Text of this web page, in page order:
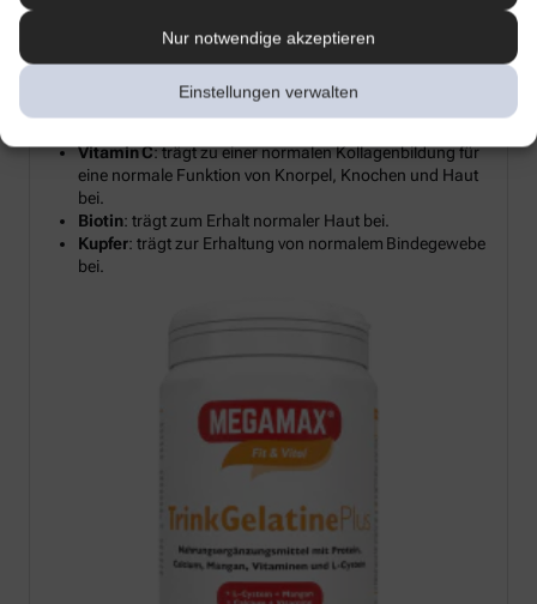
Nur notwendige akzeptieren
Einstellungen verwalten
*Zugelassene gesundheitsbezogene Aussagen gemäß
Vitamin C: trägt zu einer normalen Kollagenbildung für
eine normale Funktion von Knorpel, Knochen und Haut
bei.
Biotin: trägt zum Erhalt normaler Haut bei.
Kupfer: trägt zur Erhaltung von normalem Bindegewebe
bei.